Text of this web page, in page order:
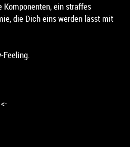
Komponenten, ein straffes
die Dich eins werden lässt mit
Feeling.